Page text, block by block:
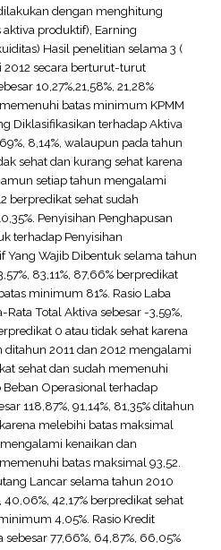
dengan menghitung
produktif), Earning
Hasil penelitian selama 3 (
secara berturut-turut
10,27%,21,58%, 21,28%
batas minimum KPMM
Diklasifikasikan terhadap Aktiva
8,14%, walaupun pada tahun
sehat dan kurang sehat karena
setiap tahun mengalami
berpredikat sehat sudah
Penyisihan Penghapusan
terhadap Penyisihan
Yang Wajib Dibentuk selama tahun
83,11%, 87,66% berpredikat
minimum 81%. Rasio Laba
Total Aktiva sebesar -3,59%,
0 atau tidak sehat karena
2011 dan 2012 mengalami
sehat dan sudah memenuhi
Beban Operasional terhadap
118,87%, 91,14%, 81,35% ditahun
melebihi batas maksimal
kenaikan dan
batas maksimal 93,52.
Lancar selama tahun 2010
42,17% berpredikat sehat
4,05%. Rasio Kredit
77,66%, 64,87%, 66,05%